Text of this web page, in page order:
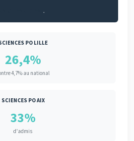
.
PO LILLE
26,4%
4,7% au national
SCIENCES PO AIX
33%
d'admis